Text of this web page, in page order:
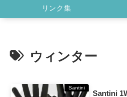
リンク集
ウィンター
Santini
Santini